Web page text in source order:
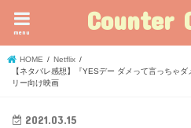
Counter
menu
HOME
Netflix
【ネタバレ感想】『YESデー ダメって言っちゃ
リー向け映画
2021.03.15